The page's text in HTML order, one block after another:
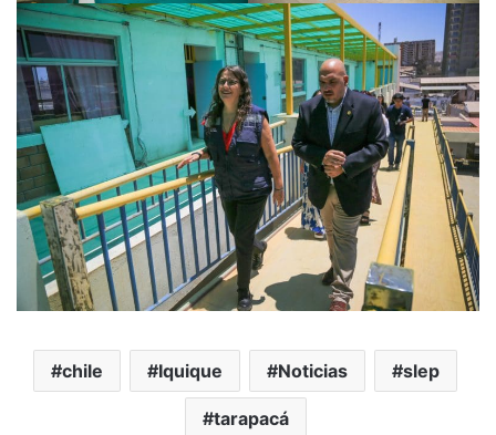
chile Iquique Noticias slep
tarapacá